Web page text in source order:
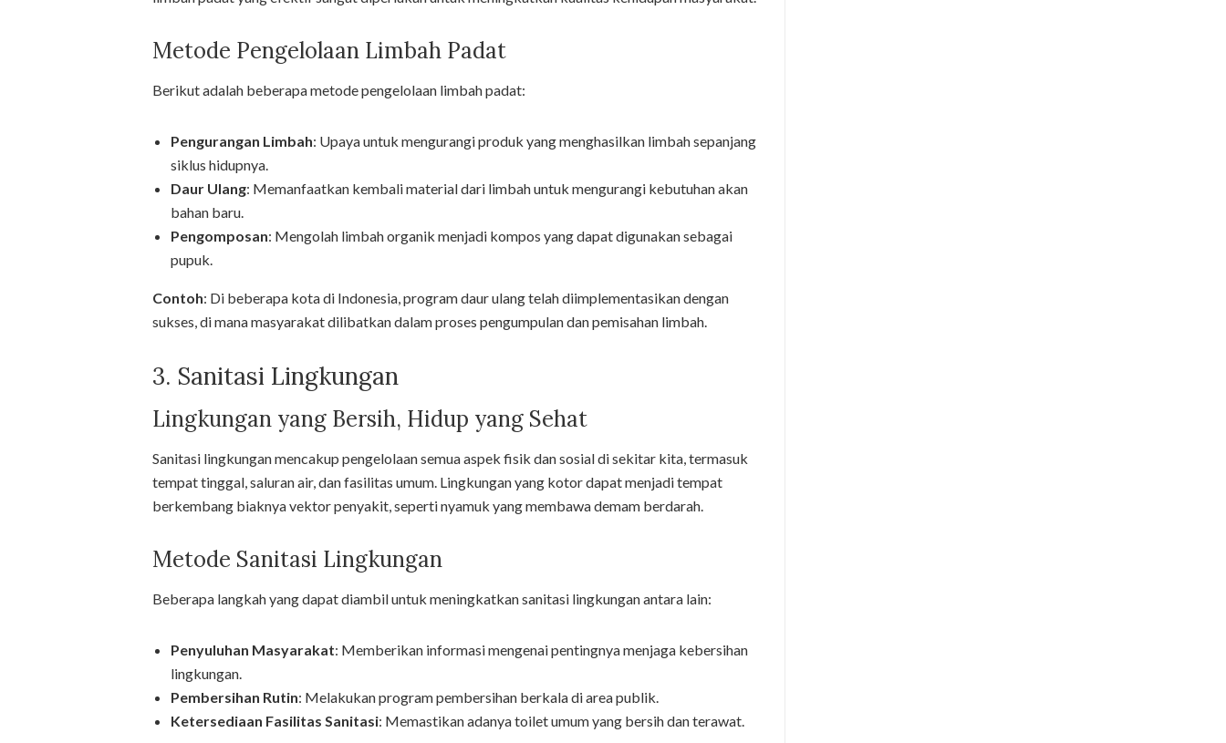
Metode Pengelolaan Limbah Padat
Berikut adalah beberapa metode pengelolaan limbah padat:
Pengurangan Limbah: Upaya untuk mengurangi produk yang menghasilkan limbah sepanjang
siklus hidupnya.
Daur Ulang: Memanfaatkan kembali material dari limbah untuk mengurangi kebutuhan akan
bahan baru.
Pengomposan: Mengolah limbah organik menjadi kompos yang dapat digunakan sebagai
pupuk.
Contoh: Di beberapa kota di Indonesia, program daur ulang telah diimplementasikan dengan
sukses, di mana masyarakat dilibatkan dalam proses pengumpulan dan pemisahan limbah.
3. Sanitasi Lingkungan
Lingkungan yang Bersih, Hidup yang Sehat
Sanitasi lingkungan mencakup pengelolaan semua aspek fisik dan sosial di sekitar kita, termasuk
tempat tinggal, saluran air, dan fasilitas umum. Lingkungan yang kotor dapat menjadi tempat
berkembang biaknya vektor penyakit, seperti nyamuk yang membawa demam berdarah.
Metode Sanitasi Lingkungan
Beberapa langkah yang dapat diambil untuk meningkatkan sanitasi lingkungan antara lain:
Penyuluhan Masyarakat: Memberikan informasi mengenai pentingnya menjaga kebersihan
lingkungan.
Pembersihan Rutin: Melakukan program pembersihan berkala di area publik.
Ketersediaan Fasilitas Sanitasi: Memastikan adanya toilet umum yang bersih dan terawat.